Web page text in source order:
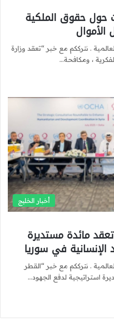
حول حقوق الملكية
الأخبار العالمية . نترككم مع خبر “تعقد وزارة
، ومكافحة…
أخبار الخليج
القطر الخيرية ، OCHA تعقد مائدة مستديرة
الإنسانية في سوريا
الأخبار العالمية . نترككم مع خبر “القطر